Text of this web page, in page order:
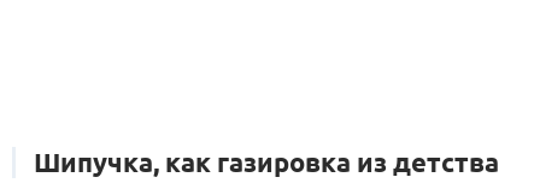
Шипучка, как газировка из детства